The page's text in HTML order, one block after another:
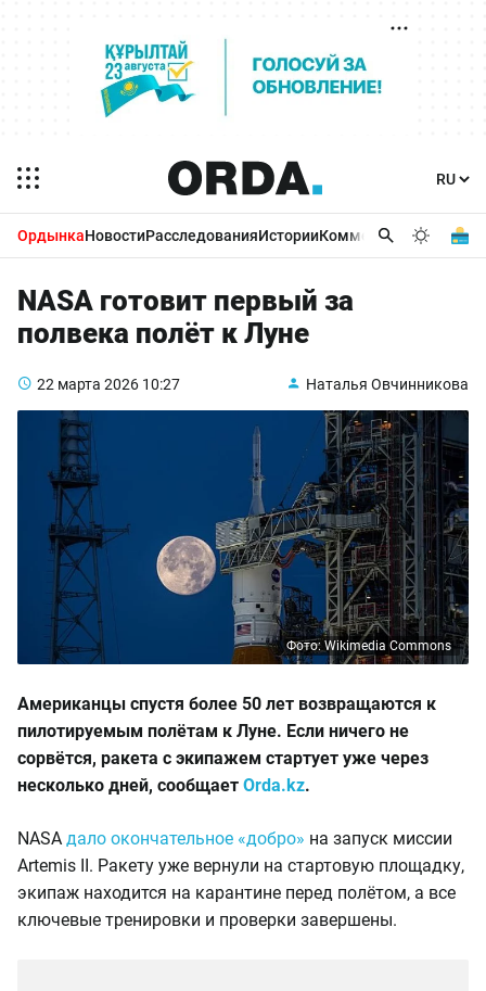
ОрдынкаНовостиРасследованияИсторииКомментарииБизнес
NASA готовит первый за
полвека полёт к Луне
22 марта 2026 10:27 Наталья Овчинникова
Фото: Wikimedia Commons
Американцы спустя более 50 лет возвращаются к
пилотируемым полётам к Луне. Если ничего не
сорвётся, ракета с экипажем стартует уже через
несколько дней, сообщает Orda.kz.
NASA дало окончательное «добро» на запуск миссии
Artemis II. Ракету уже вернули на стартовую площадку,
экипаж находится на карантине перед полётом, а все
ключевые тренировки и проверки завершены.